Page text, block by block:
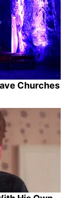
Churches